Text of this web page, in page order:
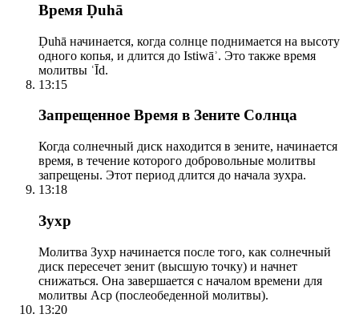
Время Ḍuhā
Ḍuhā начинается, когда солнце поднимается на высоту
одного копья, и длится до Istiwāʾ. Это также время
молитвы ʿĪd.
13:15
Запрещенное Время в Зените Солнца
Когда солнечный диск находится в зените, начинается
время, в течение которого добровольные молитвы
запрещены. Этот период длится до начала зухра.
13:18
Зухр
Молитва Зухр начинается после того, как солнечный
диск пересечет зенит (высшую точку) и начнет
снижаться. Она завершается с началом времени для
молитвы Аср (послеобеденной молитвы).
13:20